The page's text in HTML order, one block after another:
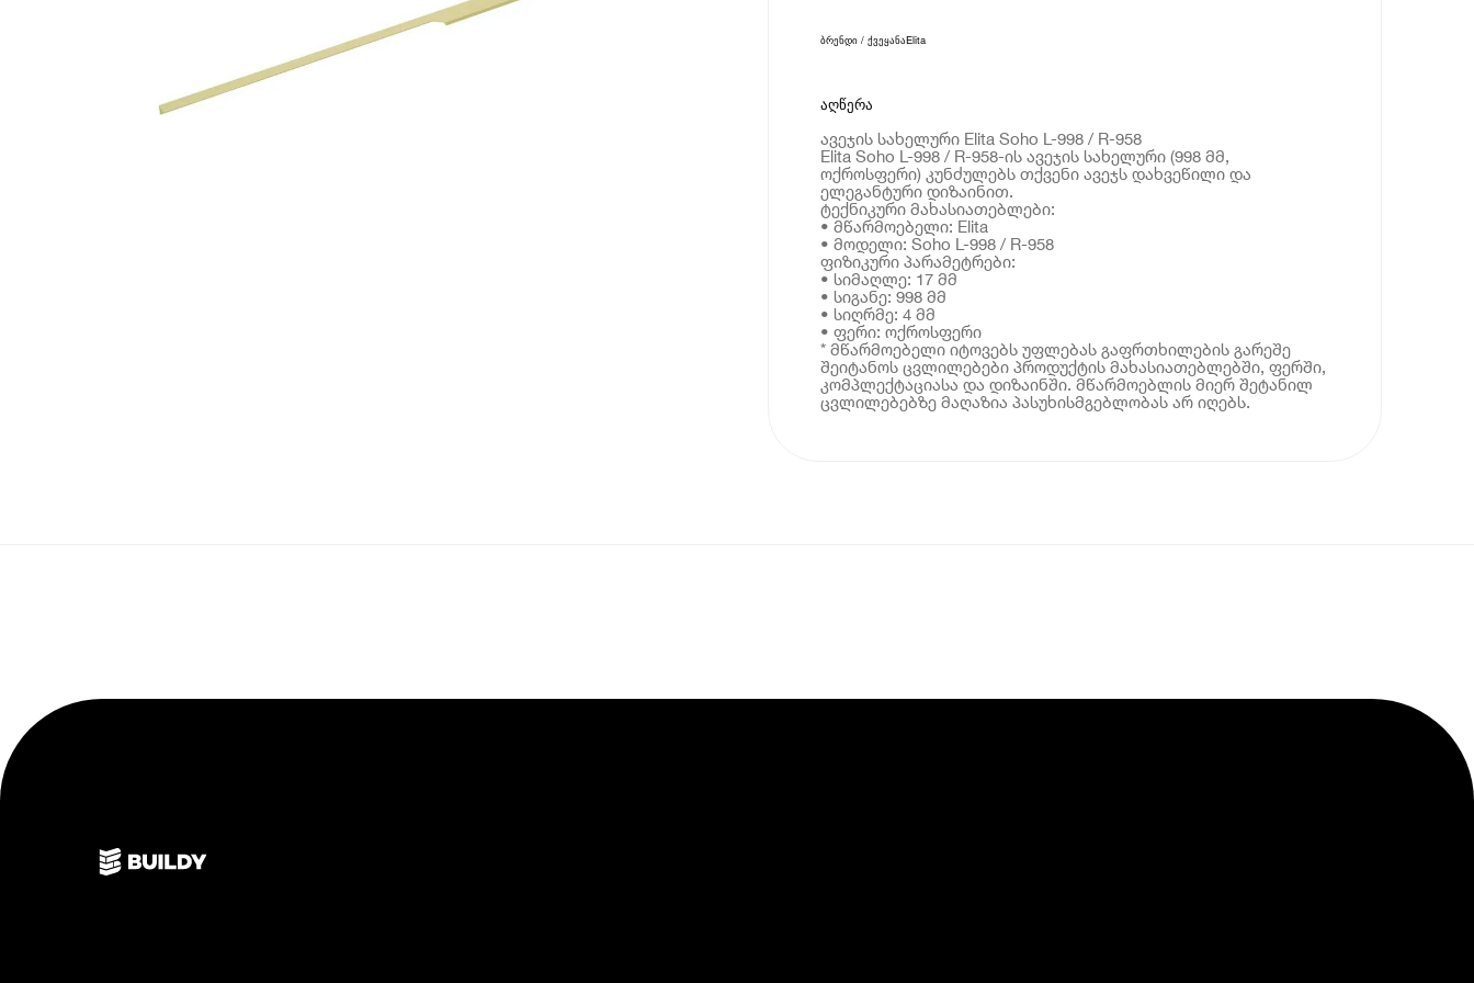
ბრენდი / ქვეყანაElita
აღწერა
ავეჯის სახელური Elita Soho L-998 / R-958
Elita Soho L-998 / R-958-ის ავეჯის სახელური (998 მმ,
ოქროსფერი) კუნძულებს თქვენი ავეჯს დახვეწილი და
ელეგანტური დიზაინით.
ტექნიკური მახასიათებლები:
• მწარმოებელი: Elita
• მოდელი: Soho L-998 / R-958
ფიზიკური პარამეტრები:
• სიმაღლე: 17 მმ
• სიგანე: 998 მმ
• სიღრმე: 4 მმ
• ფერი: ოქროსფერი
* მწარმოებელი იტოვებს უფლებას გაფრთხილების გარეშე
შეიტანოს ცვლილებები პროდუქტის მახასიათებლებში, ფერში,
კომპლექტაციასა და დიზაინში. მწარმოებლის მიერ შეტანილ
ცვლილებებზე მაღაზია პასუხისმგებლობას არ იღებს.